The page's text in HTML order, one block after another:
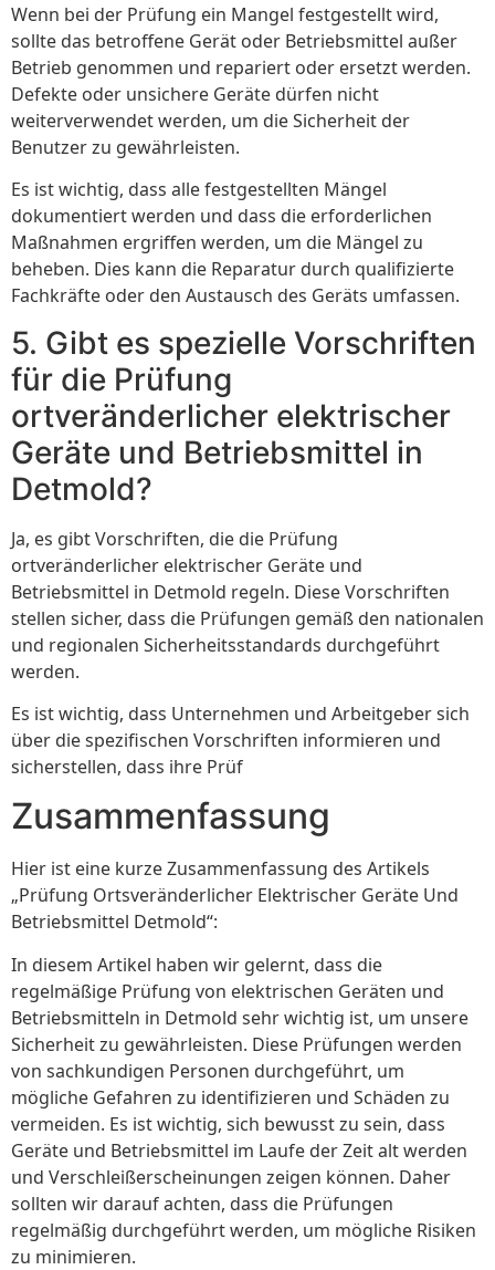
Wenn bei der Prüfung ein Mangel festgestellt wird,
sollte das betroffene Gerät oder Betriebsmittel außer
Betrieb genommen und repariert oder ersetzt werden.
Defekte oder unsichere Geräte dürfen nicht
weiterverwendet werden, um die Sicherheit der
Benutzer zu gewährleisten.
Es ist wichtig, dass alle festgestellten Mängel
dokumentiert werden und dass die erforderlichen
Maßnahmen ergriffen werden, um die Mängel zu
beheben. Dies kann die Reparatur durch qualifizierte
Fachkräfte oder den Austausch des Geräts umfassen.
5. Gibt es spezielle Vorschriften
für die Prüfung
ortveränderlicher elektrischer
Geräte und Betriebsmittel in
Detmold?
Ja, es gibt Vorschriften, die die Prüfung
ortveränderlicher elektrischer Geräte und
Betriebsmittel in Detmold regeln. Diese Vorschriften
stellen sicher, dass die Prüfungen gemäß den nationalen
und regionalen Sicherheitsstandards durchgeführt
werden.
Es ist wichtig, dass Unternehmen und Arbeitgeber sich
über die spezifischen Vorschriften informieren und
sicherstellen, dass ihre Prüf
Zusammenfassung
Hier ist eine kurze Zusammenfassung des Artikels
„Prüfung Ortsveränderlicher Elektrischer Geräte Und
Betriebsmittel Detmold“:
In diesem Artikel haben wir gelernt, dass die
regelmäßige Prüfung von elektrischen Geräten und
Betriebsmitteln in Detmold sehr wichtig ist, um unsere
Sicherheit zu gewährleisten. Diese Prüfungen werden
von sachkundigen Personen durchgeführt, um
mögliche Gefahren zu identifizieren und Schäden zu
vermeiden. Es ist wichtig, sich bewusst zu sein, dass
Geräte und Betriebsmittel im Laufe der Zeit alt werden
und Verschleißerscheinungen zeigen können. Daher
sollten wir darauf achten, dass die Prüfungen
regelmäßig durchgeführt werden, um mögliche Risiken
zu minimieren.